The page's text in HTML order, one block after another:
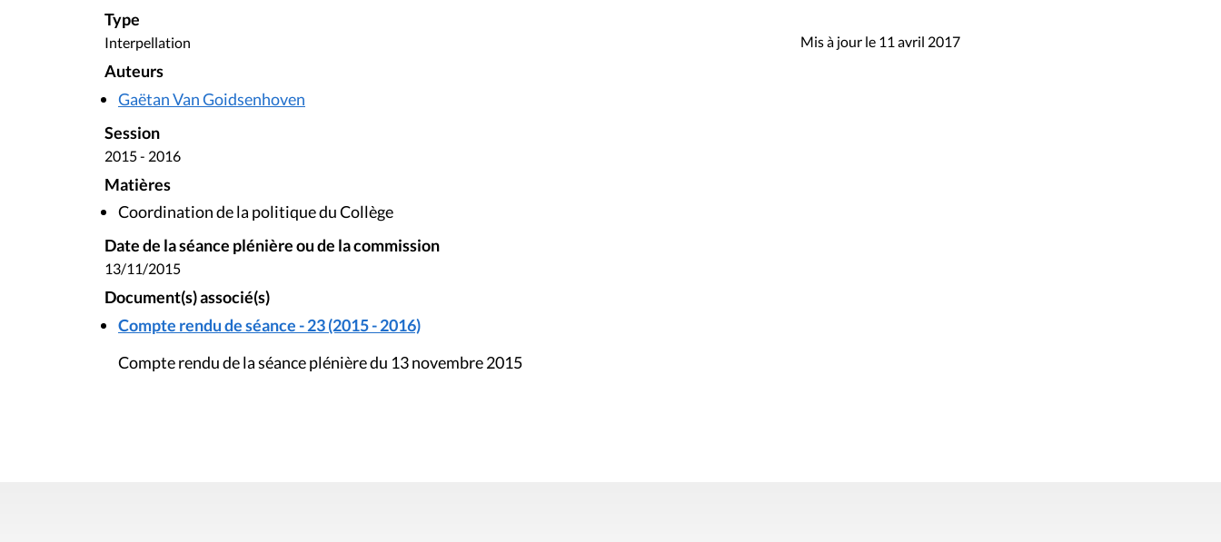
Type
Interpellation
Auteurs
Gaëtan Van Goidsenhoven
Session
2015 - 2016
Matières
Coordination de la politique du Collège
Date de la séance plénière ou de la commission
13/11/2015
Document(s) associé(s)
Compte rendu de séance - 23 (2015 - 2016)
Compte rendu de la séance plénière du 13 novembre 2015
Mis à jour le 11 avril 2017